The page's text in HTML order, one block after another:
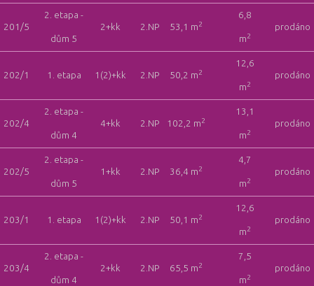
201/5
2. etapa -
dům 5
2+kk 2.NP 53,1 m2
6,8
m2
prodáno
202/1 1. etapa 1(2)+kk 2.NP 50,2 m2
12,6
m2
prodáno
202/4
2. etapa -
dům 4
4+kk 2.NP 102,2 m2
13,1
m2
prodáno
202/5
2. etapa -
dům 5
1+kk 2.NP 36,4 m2
4,7
m2
prodáno
203/1 1. etapa 1(2)+kk 2.NP 50,1 m2
12,6
m2
prodáno
203/4
2. etapa -
dům 4
2+kk 2.NP 65,5 m2
7,5
m2
prodáno